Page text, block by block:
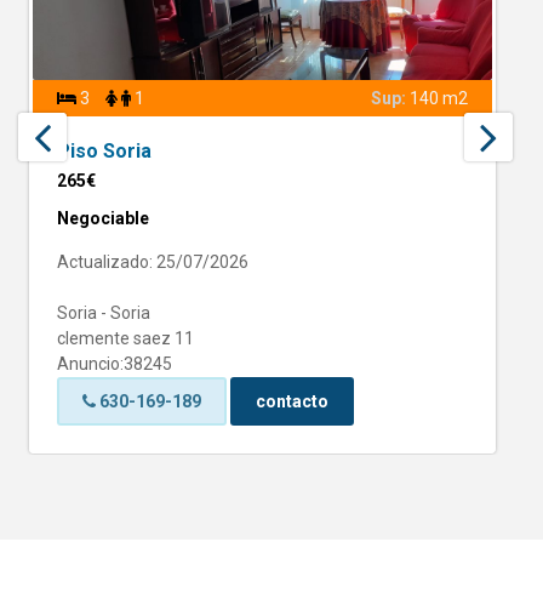
3 1 Sup: 140 m2
Piso Soria
265€
Negociable
Actualizado: 25/07/2026
Soria - Soria
clemente saez 11
Anuncio:38245
630-169-189
contacto